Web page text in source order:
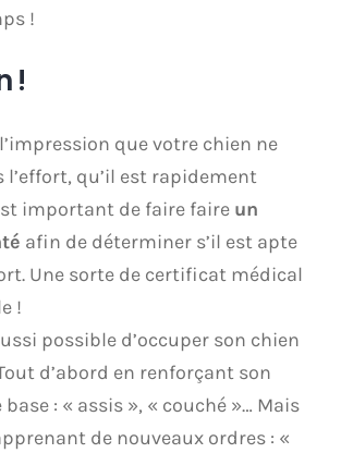
!
!
que votre chien ne
l’effort, qu’il est rapidement
important de faire faire un
afin de déterminer s’il est apte
Une sorte de certificat médical
!
possible d’occuper son chien
d’abord en renforçant son
: « assis », « couché »… Mais
de nouveaux ordres : «